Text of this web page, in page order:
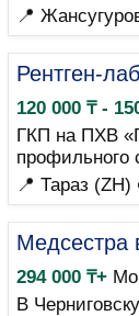
📍
Рентген-
120 000 ₸ -
ГКП на ПХВ
профильного
📍 Тараз (ZH)
Медсестра
294 000 ₸+
В